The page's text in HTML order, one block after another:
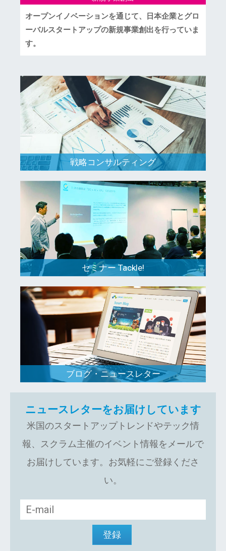
オープンイノベーションを通じて、日本企業とグロ
ーバルスタートアップの新規事業創出を行っていま
す。
戦略コンサルティング
セミナー Tackle!
ブログ・ニュースレター
ニュースレターをお届けしています
米国のスタートアップトレンドやテック情
報、スクラム主催のイベント情報をメールで
お届けしています。お気軽にご登録くださ
い。